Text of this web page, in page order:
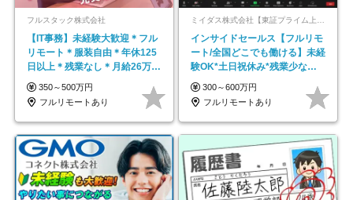
フルスタック株式会社
【IT事務】未経験大歓迎＊フル
リモート＊服装自由＊年休125
日以上＊残業なし＊月給26万円
以上
350～500万円
フルリモートあり
ミイダス株式会社【東証プライム上場パーソルグループ】
インサイドセールス【フルリモ
ート/全国どこでも働ける】未経
験OK*土日祝休み*残業少なめ*
在宅勤務手当あり
300～600万円
フルリモートあり